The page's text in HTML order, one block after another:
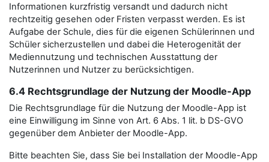
Informationen kurzfristig versandt und dadurch nicht
rechtzeitig gesehen oder Fristen verpasst werden. Es ist
Aufgabe der Schule, dies für die eigenen Schülerinnen und
Schüler sicherzustellen und dabei die Heterogenität der
Mediennutzung und technischen Ausstattung der
Nutzerinnen und Nutzer zu berücksichtigen.
6.4 Rechtsgrundlage der Nutzung der Moodle-App
Die Rechtsgrundlage für die Nutzung der Moodle-App ist
eine Einwilligung im Sinne von Art. 6 Abs. 1 lit. b DS-GVO
gegenüber dem Anbieter der Moodle-App.
Bitte beachten Sie, dass Sie bei Installation der Moodle-App